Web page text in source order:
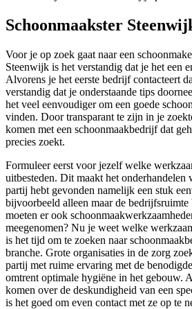
Schoonmaakster
Voor je op zoek gaat naar een
Steenwijk is het verstandig dat je het een
Alvorens je het eerste bedrijf contacteert
verstandig dat je onderstaande tips
het veel eenvoudiger om een goede
vinden. Door transparant te zijn in je
komen met een schoonmaakbedrijf dat
precies zoekt.
Formuleer eerst voor jezelf welke
uitbesteden. Dit maakt het onderhandelen
partij hebt gevonden namelijk een stuk
bijvoorbeeld alleen maar de
moeten er ook
meegenomen? Nu je weet welke
is het tijd om te zoeken naar
branche. Grote organisaties in de zorg
partij met ruime ervaring met de
omtrent optimale hygiëne in het gebouw.
komen over de deskundigheid van een
is het goed om even contact met ze op te